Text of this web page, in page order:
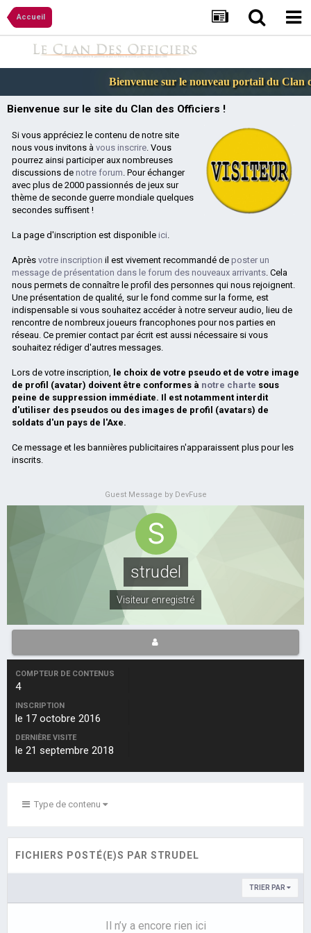
Accueil
Bienvenue sur le nouveau portail du Clan
Bienvenue sur le site du Clan des Officiers !
Si vous appréciez le contenu de notre site
nous vous invitons à vous inscrire. Vous
pourrez ainsi participer aux nombreuses
discussions de notre forum. Pour échanger
avec plus de 2000 passionnés de jeux sur
thème de seconde guerre mondiale quelques
secondes suffisent !
La page d'inscription est disponible ici.
Après votre inscription il est vivement recommandé de poster un
message de présentation dans le forum des nouveaux arrivants. Cela
nous permets de connaître le profil des personnes qui nous rejoignent.
Une présentation de qualité, sur le fond comme sur la forme, est
indispensable si vous souhaitez accéder à notre serveur audio, lieu de
rencontre de nombreux joueurs francophones pour nos parties en
réseau. Ce premier contact par écrit est aussi nécessaire si vous
souhaitez rédiger d'autres messages.
Lors de votre inscription, le choix de votre pseudo et de votre image
de profil (avatar) doivent être conformes à notre charte sous
peine de suppression immédiate. Il est notamment interdit
d'utiliser des pseudos ou des images de profil (avatars) de
soldats d'un pays de l'Axe.
Ce message et les bannières publicitaires n'apparaissent plus pour les
inscrits.
Guest Message by DevFuse
strudel
Visiteur enregistré
COMPTEUR DE CONTENUS
4
INSCRIPTION
le 17 octobre 2016
DERNIÈRE VISITE
le 21 septembre 2018
Type de contenu
FICHIERS POSTÉ(E)S PAR STRUDEL
TRIER PAR
Il n’y a encore rien ici